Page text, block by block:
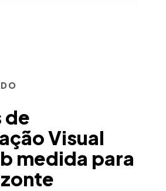
de
Visual
medida para